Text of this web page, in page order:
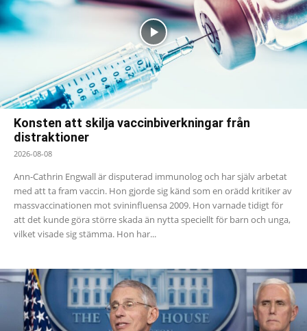
Konsten att skilja vaccinbiverkningar från
distraktioner
2026-08-08
Ann-Cathrin Engwall är disputerad immunolog och har själv arbetat
med att ta fram vaccin. Hon gjorde sig känd som en orädd kritiker av
massvaccinationen mot svininfluensa 2009. Hon varnade tidigt för
att det kunde göra större skada än nytta speciellt för barn och unga,
vilket visade sig stämma. Hon har...